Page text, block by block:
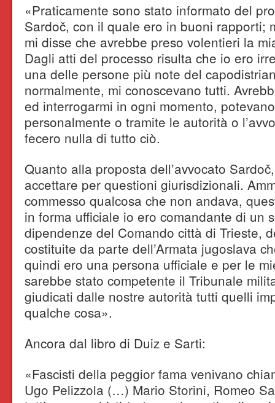
«Praticamente sono stato informato del
Sardoč, con il quale ero in buoni rapporti;
mi disse che avrebbe preso volentieri la
Dagli atti del processo risulta che io ero
una delle persone più note del
normalmente, mi conoscevano tutti.
ed interrogarmi in ogni momento,
personalmente o tramite le autorità o
fecero nulla di tutto ciò.
Quanto alla proposta dell’avvocato
accettare per questioni giurisdizionali.
commesso qualcosa che non andava,
in forma ufficiale io ero comandante di un
dipendenze del Comando città di Trieste,
costituite da parte dell’Armata jugoslava
quindi ero una persona ufficiale e per le
sarebbe stato competente il Tribunale
giudicati dalle nostre autorità tutti quelli
qualche cosa».
Ancora dal libro di Duiz e Sarti:
«Fascisti della peggior fama venivano
Ugo Pelizzola (…) Mario Storini, Romeo